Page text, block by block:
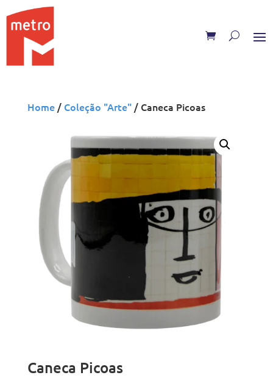
to
content
Home/ Coleção "Arte"/ Caneca Picoas
Caneca Picoas